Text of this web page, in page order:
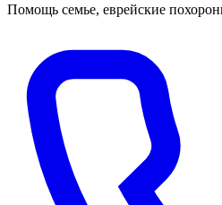
Помощь семье, еврейские